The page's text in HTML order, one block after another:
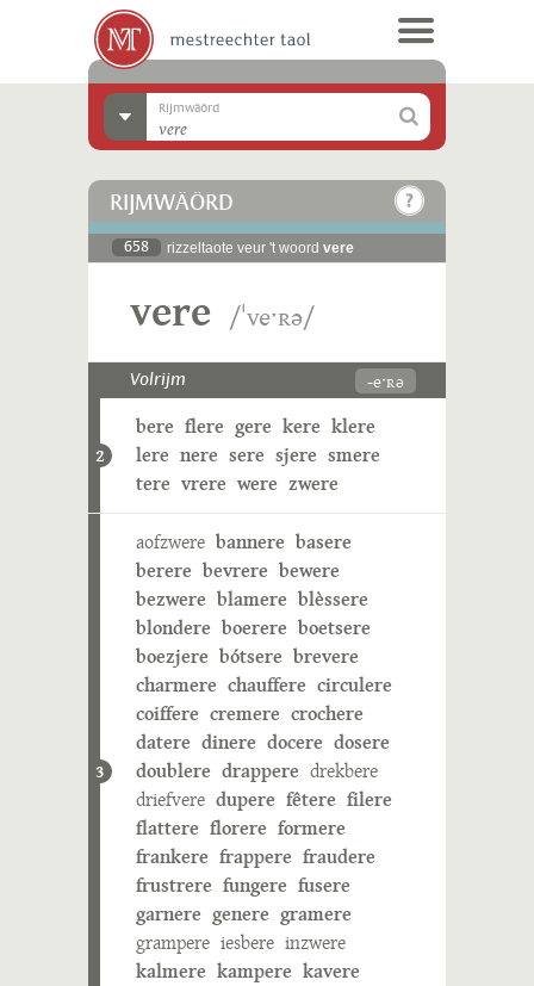
Rijmwäörd
RIJMWÄÖRD
658 rizzeltaote veur 't woord vere
vere /ˈveˑʀə/
Volrijm -eˑʀə
2
bere flere gere kere klere
lere nere sere sjere smere
tere vrere were zwere
3
aofzwere bannere basere
berere bevrere bewere
bezwere blamere blèssere
blondere boerere boetsere
boezjere bótsere brevere
charmere chauffere circulere
coiffere cremere crochere
datere dinere docere dosere
doublere drappere drekbere
driefvere dupere fêtere filere
flattere florere formere
frankere frappere fraudere
frustrere fungere fusere
garnere genere gramere
grampere iesbere inzwere
kalmere kampere kavere